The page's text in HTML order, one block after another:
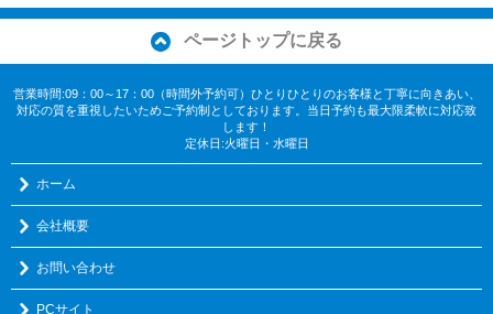
ページトップに戻る
営業時間:09：00～17：00（時間外予約可）ひとりひとりのお客様と丁寧に向きあい、
対応の質を重視したいためご予約制としております。当日予約も最大限柔軟に対応致
します！
定休日:火曜日・水曜日
ホーム
会社概要
お問い合わせ
PCサイト